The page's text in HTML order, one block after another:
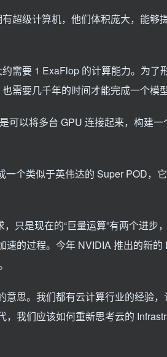
超级计算机，他们体积庞大，能够
需要 1 ExaFlop 的计算能力。为了
需要几千年的时间才能完成一个模
可以将多台 GPU 连接起来，构建
个类似于英伟达的 Super POD，
只是现在的“巨量运算”有两个进步
的过程。今年 NVIDIA 推出的新
思。我们都有云计算行业的经验，
我们应该如何重新思考云的